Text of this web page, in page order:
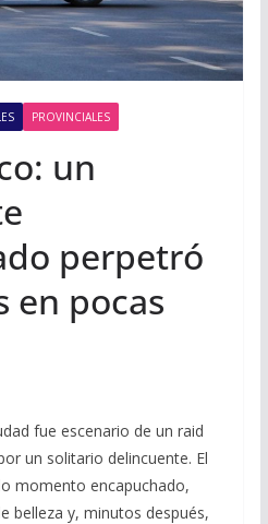
PROVINCIALES
un
perpetró
en pocas
fue escenario de un raid
un solitario delincuente. El
momento encapuchado,
belleza y, minutos después,